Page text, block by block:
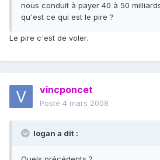
nous conduit à payer 40 à 50
qu'est ce qui est le pire ?
Le pire c'est de voler.
vincponcet
Posté 4 mars 2008
logan a dit :